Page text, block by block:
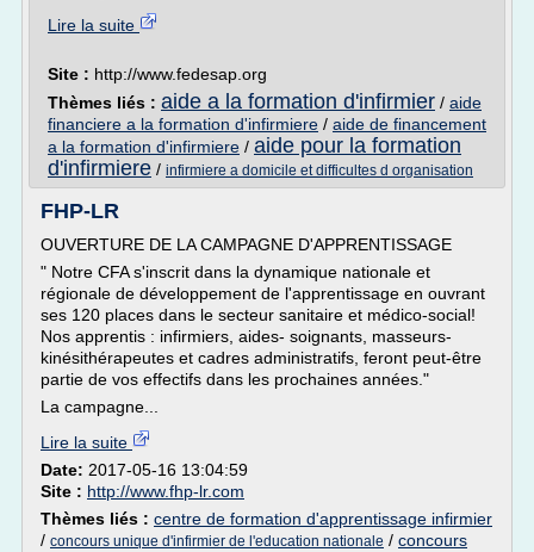
Lire la suite
Site : http://www.fedesap.org
Thèmes liés : aide a la formation d'infirmier / aide
financiere a la formation d'infirmiere / aide de financement
a la formation d'infirmiere / aide pour la formation
d'infirmiere / infirmiere a domicile et difficultes d organisation
FHP-LR
OUVERTURE DE LA CAMPAGNE D'APPRENTISSAGE
" Notre CFA s'inscrit dans la dynamique nationale et
régionale de développement de l'apprentissage en ouvrant
ses 120 places dans le secteur sanitaire et médico-social!
Nos apprentis : infirmiers, aides- soignants, masseurs-
kinésithérapeutes et cadres administratifs, feront peut-être
partie de vos effectifs dans les prochaines années."
La campagne...
Lire la suite
Date: 2017-05-16 13:04:59
Site : http://www.fhp-lr.com
Thèmes liés : centre de formation d'apprentissage infirmier
/ concours unique d'infirmier de l'education nationale / concours